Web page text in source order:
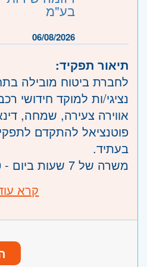
רעננה, כפר סבא והוד
השפלה- ראשון לציון
בע"מ
06/08/2026
תיאור תפקיד:
לחברת ביטוח מובילה
נציגי/ות למוקד חידושי
אווירה צעירה, שמחה,
פוטנציאל להתקדם
בעתיד.
הכשרה מלאה על חשבון
יכולות מכירה,
יכולת עבודה בצוות
קרא